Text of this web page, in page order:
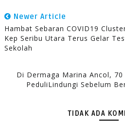
Newer Article
Hambat Sebaran COVID19
Kep Seribu Utara Terus Gelar
Sekolah
Di Dermaga Marina Ancol, 70
PeduliLindungi Sebelum
TIDAK ADA